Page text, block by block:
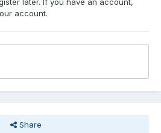
later. If you have an account,
account.
Share